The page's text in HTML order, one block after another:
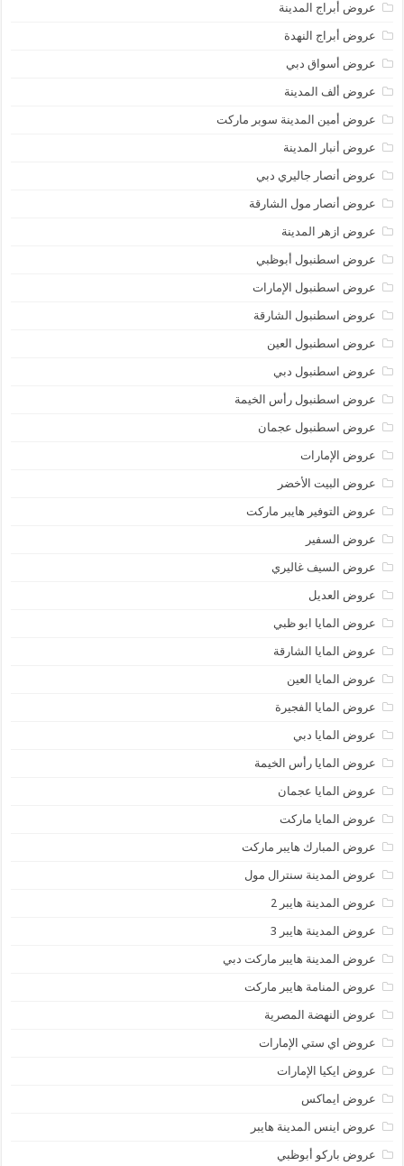
عروض أبراج المدينة
عروض أبراج النهدة
عروض أسواق دبي
عروض ألف المدينة
عروض أمين المدينة سوبر ماركت
عروض أنبار المدينة
عروض أنصار جاليري دبي
عروض أنصار مول الشارقة
عروض ازهر المدينة
عروض اسطنبول أبوظبي
عروض اسطنبول الإمارات
عروض اسطنبول الشارقة
عروض اسطنبول العين
عروض اسطنبول دبي
عروض اسطنبول رأس الخيمة
عروض اسطنبول عجمان
عروض الإمارات
عروض البيت الأخضر
عروض التوفير هايبر ماركت
عروض السفير
عروض السيف غاليري
عروض العديل
عروض المايا ابو ظبي
عروض المايا الشارقة
عروض المايا العين
عروض المايا الفجيرة
عروض المايا دبي
عروض المايا رأس الخيمة
عروض المايا عجمان
عروض المايا ماركت
عروض المبارك هايبر ماركت
عروض المدينة سنترال مول
عروض المدينة هايبر 2
عروض المدينة هايبر 3
عروض المدينة هايبر ماركت دبي
عروض المنامة هايبر ماركت
عروض النهضة المصرية
عروض اي ستي الإمارات
عروض ايكيا الإمارات
عروض ايماكس
عروض اينس المدينة هايبر
عروض باركو أبوظبي